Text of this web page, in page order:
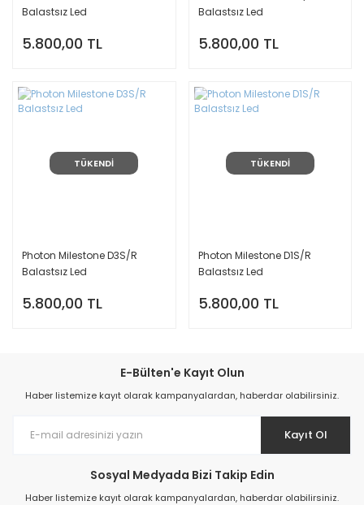
Balastsız Led
5.800,00 TL
Balastsız Led
5.800,00 TL
TÜKENDİ
Photon Milestone D3S/R
Balastsız Led
5.800,00 TL
TÜKENDİ
Photon Milestone D1S/R
Balastsız Led
5.800,00 TL
E-Bülten'e Kayıt Olun
Haber listemize kayıt olarak kampanyalardan, haberdar olabilirsiniz.
Kayıt Ol
Sosyal Medyada Bizi Takip Edin
Haber listemize kayıt olarak kampanyalardan, haberdar olabilirsiniz.